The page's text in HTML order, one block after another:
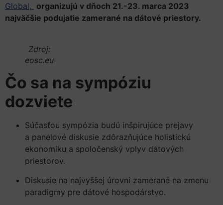
Global, organizujú v dňoch 21.-23. marca 2023
najväčšie podujatie zamerané na dátové priestory.
Zdroj:
eosc.eu
Čo sa na sympóziu
dozviete
Súčasťou sympózia budú inšpirujúce prejavy
a panelové diskusie zdôrazňujúce holistickú
ekonomiku a spoločenský vplyv dátových
priestorov.
Diskusie na najvyššej úrovni zamerané na zmenu
paradigmy pre dátové hospodárstvo.